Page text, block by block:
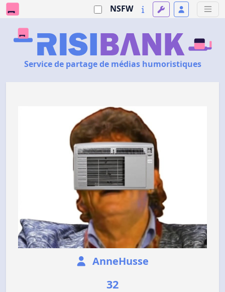
NSFW
Service de partage de médias humoristiques
AnneHusse
32